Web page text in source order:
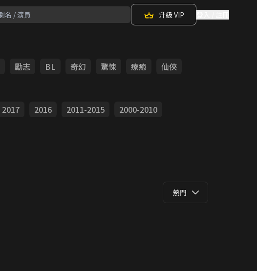
升級 VIP
勵志 BL 奇幻 驚悚 療癒
仙俠
2017 2016 2011-2015
2000-2010
熱門